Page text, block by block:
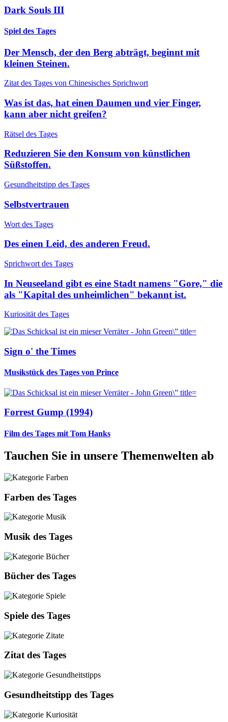
Dark Souls III
Spiel des Tages
Der Mensch, der den Berg abträgt, beginnt mit
kleinen Steinen.
Zitat des Tages von Chinesisches Sprichwort
Was ist das, hat einen Daumen und vier Finger,
kann aber nicht greifen?
Rätsel des Tages
Reduzieren Sie den Konsum von künstlichen
Süßstoffen.
Gesundheitstipp des Tages
Selbstvertrauen
Wort des Tages
Des einen Leid, des anderen Freud.
Sprichwort des Tages
In Neuseeland gibt es eine Stadt namens "Gore," die
als "Kapital des unheimlichen" bekannt ist.
Kuriosität des Tages
Sign o' the Times
Musikstück des Tages von Prince
Forrest Gump (1994)
Film des Tages mit Tom Hanks
Tauchen Sie in unsere Themenwelten ab
Farben des Tages
Musik des Tages
Bücher des Tages
Spiele des Tages
Zitat des Tages
Gesundheitstipp des Tages